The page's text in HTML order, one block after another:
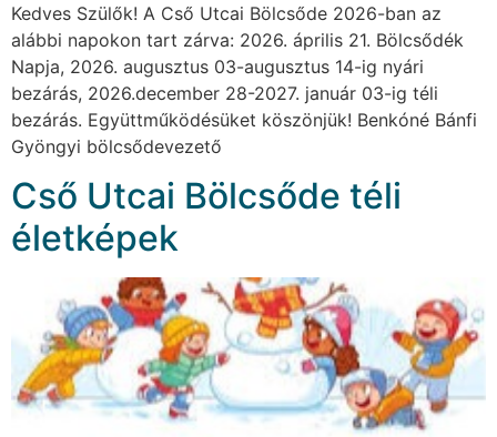
Kedves Szülők! A Cső Utcai Bölcsőde 2026-ban az
alábbi napokon tart zárva: 2026. április 21. Bölcsődék
Napja, 2026. augusztus 03-augusztus 14-ig nyári
bezárás, 2026.december 28-2027. január 03-ig téli
bezárás. Együttműködésüket köszönjük! Benkóné Bánfi
Gyöngyi bölcsődevezető
Cső Utcai Bölcsőde téli
életképek